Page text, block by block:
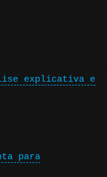
explicativa e
para